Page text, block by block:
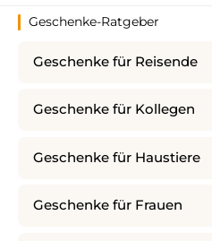
Geschenke-Ratgeber
Geschenke für Reisende
Geschenke für Kollegen
Geschenke für Haustiere
Geschenke für Frauen